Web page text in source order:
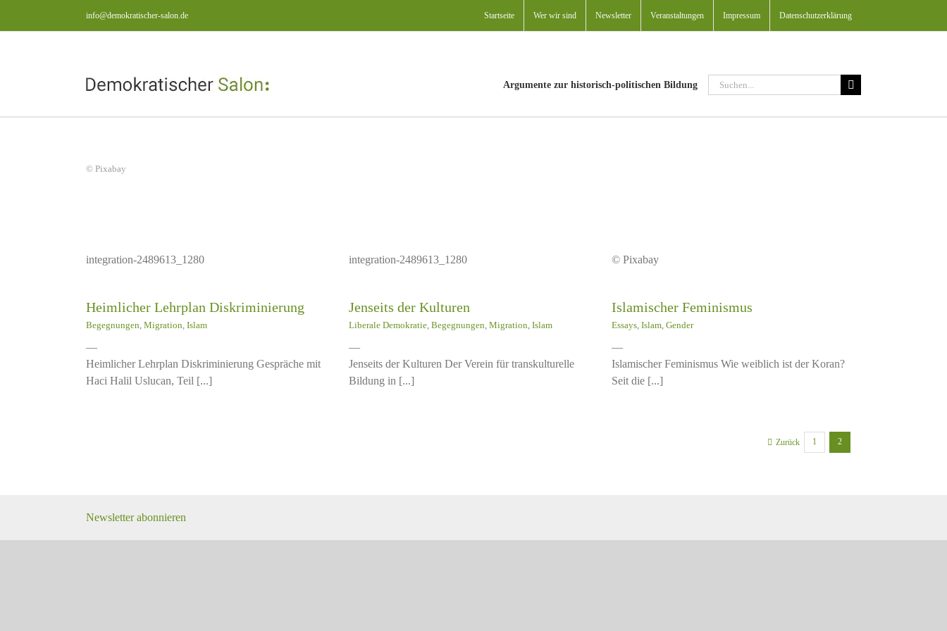
info@demokratischer-salon.de Startseite Wer wir sind Newsletter Veranstaltungen Impressum Datenschutzerklärung
Argumente zur historisch-politischen Bildung
Suche
nach:
View
© Pixabay
integration-2489613_1280
Heimlicher Lehrplan Diskriminierung
Begegnungen Migration Islam
—
Heimlicher Lehrplan Diskriminierung Gespräche mit
Haci Halil Uslucan, Teil [...]
integration-2489613_1280
Jenseits der Kulturen
Liberale Demokratie, Begegnungen Migration Islam
—
Jenseits der Kulturen Der Verein für transkulturelle
Bildung in [...]
© Pixabay
Islamischer Feminismus
Essays, Islam, Gender
—
Islamischer Feminismus Wie weiblich ist der Koran?
Seit die [...]
Zurück 1 2
Newsletter abonnieren